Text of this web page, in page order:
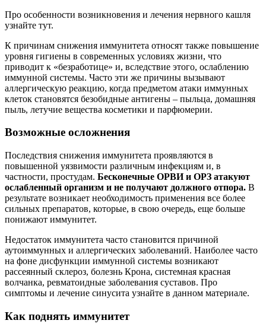
Про особенности возникновения и лечения нервного кашля
узнайте тут.
К причинам снижения иммунитета относят также повышение
уровня гигиены в современных условиях жизни, что
приводит к «безработице» и, вследствие этого, ослаблению
иммунной системы. Часто эти же причины вызывают
аллергическую реакцию, когда предметом атаки иммунных
клеток становятся безобидные антигены – пыльца, домашняя
пыль, летучие вещества косметики и парфюмерии.
Возможные осложнения
Последствия снижения иммунитета проявляются в
повышенной уязвимости различным инфекциям и, в
частности, простудам. Бесконечные ОРВИ и ОРЗ атакуют
ослабленный организм и не получают должного отпора. В
результате возникает необходимость применения все более
сильных препаратов, которые, в свою очередь, еще больше
понижают иммунитет.
Недостаток иммунитета часто становится причиной
аутоиммунных и аллергических заболеваний. Наиболее часто
на фоне дисфункции иммунной системы возникают
рассеянный склероз, болезнь Крона, системная красная
волчанка, ревматоидные заболевания суставов. Про
симптомы и лечение синусита узнайте в данном материале.
Как поднять иммунитет